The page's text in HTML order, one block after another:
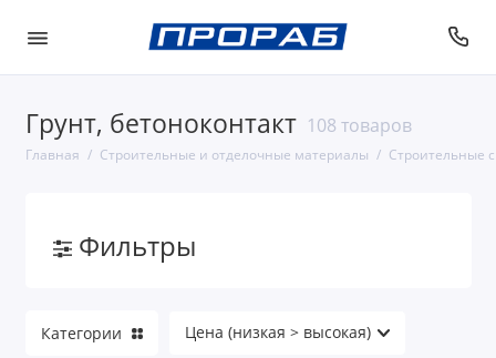
Грунт, бетоноконтакт 108 товаров
Главная Строительные и отделочные материалы Строительные
Фильтры
Кровля, листовой металл и аксессуары
Сайдинг
Категории